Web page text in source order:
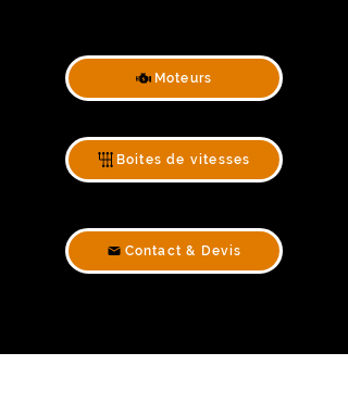
Moteurs
Boites de vitesses
Contact & Devis